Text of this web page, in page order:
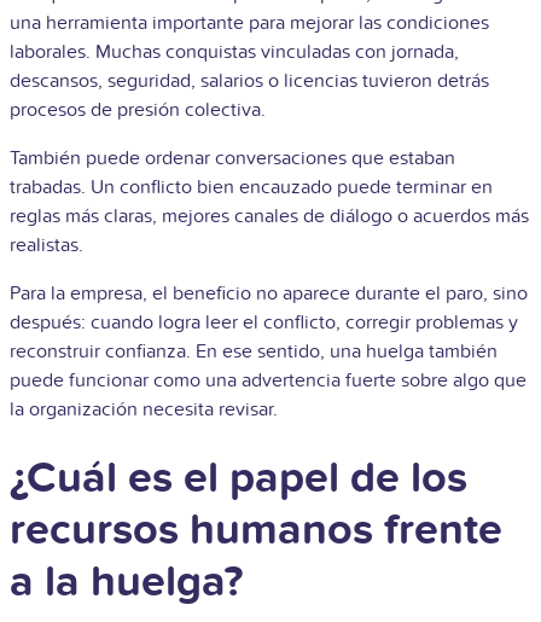
una herramienta importante para mejorar las condiciones
laborales. Muchas conquistas vinculadas con jornada,
descansos, seguridad, salarios o licencias tuvieron detrás
procesos de presión colectiva.
También puede ordenar conversaciones que estaban
trabadas. Un conflicto bien encauzado puede terminar en
reglas más claras, mejores canales de diálogo o acuerdos más
realistas.
Para la empresa, el beneficio no aparece durante el paro, sino
después: cuando logra leer el conflicto, corregir problemas y
reconstruir confianza. En ese sentido, una huelga también
puede funcionar como una advertencia fuerte sobre algo que
la organización necesita revisar.
¿Cuál es el papel de los
recursos humanos frente
a la huelga?